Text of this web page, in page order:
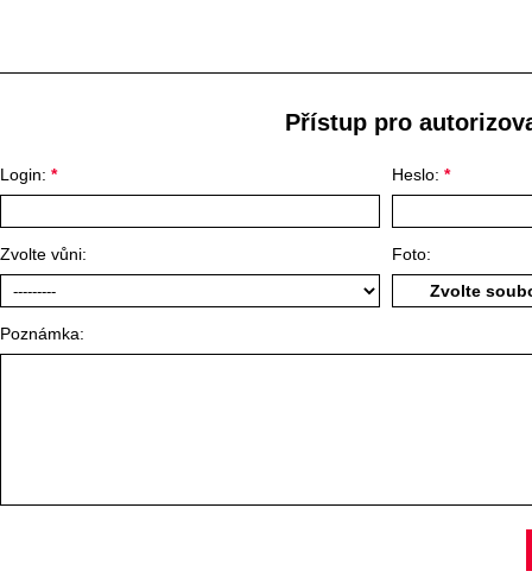
Přístup pro
Login: * Heslo: *
Zvolte vůni:
Foto:
Zvolte
Poznámka: